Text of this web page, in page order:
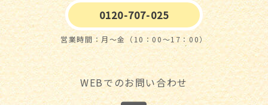
0120-707-025
営業時間：月～金（10：00～17：00）
WEBでのお問い合わせ